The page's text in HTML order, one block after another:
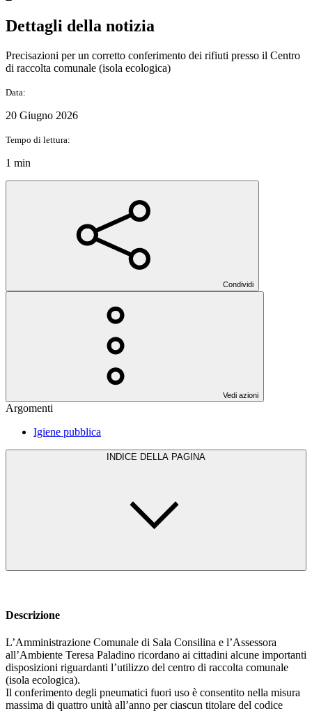
Dettagli della notizia
Precisazioni per un corretto conferimento dei rifiuti presso il Centro
di raccolta comunale (isola ecologica)
Data:
20 Giugno 2026
Tempo di lettura:
1 min
Condividi
Vedi azioni
Argomenti
Igiene pubblica
INDICE DELLA PAGINA
Descrizione
L’Amministrazione Comunale di Sala Consilina e l’Assessora
all’Ambiente Teresa Paladino ricordano ai cittadini alcune importanti
disposizioni riguardanti l’utilizzo del centro di raccolta comunale
(isola ecologica).
Il conferimento degli pneumatici fuori uso è consentito nella misura
massima di quattro unità all’anno per ciascun titolare del codice